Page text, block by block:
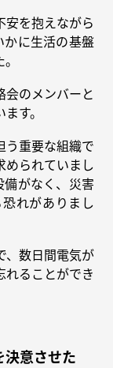
安を抱えながら
に生活の基盤
のメンバーと
す。
う重要な組織で
められていまし
がなく、災害
れがありまし
、数日間電気が
ることができ
決意させた